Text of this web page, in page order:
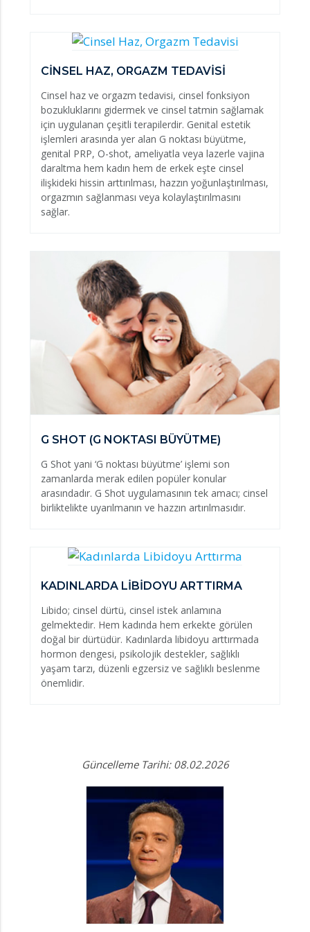
CİNSEL HAZ, ORGAZM TEDAVİSİ
Cinsel haz ve orgazm tedavisi, cinsel fonksiyon
bozukluklarını gidermek ve cinsel tatmin sağlamak
için uygulanan çeşitli terapilerdir. Genital estetik
işlemleri arasında yer alan G noktası büyütme,
genital PRP, O-shot, ameliyatla veya lazerle vajina
daraltma hem kadın hem de erkek eşte cinsel
ilişkideki hissin arttırılması, hazzın yoğunlaştırılması,
orgazmın sağlanması veya kolaylaştırılmasını
sağlar.
G SHOT (G NOKTASI BÜYÜTME)
G Shot yani ‘G noktası büyütme’ işlemi son
zamanlarda merak edilen popüler konular
arasındadır. G Shot uygulamasının tek amacı; cinsel
birliktelikte uyarılmanın ve hazzın artırılmasıdır.
KADINLARDA LİBİDOYU ARTTIRMA
Libido; cinsel dürtü, cinsel istek anlamına
gelmektedir. Hem kadında hem erkekte görülen
doğal bir dürtüdür. Kadınlarda libidoyu arttırmada
hormon dengesi, psikolojik destekler, sağlıklı
yaşam tarzı, düzenli egzersiz ve sağlıklı beslenme
önemlidir.
Güncelleme Tarihi: 08.02.2026